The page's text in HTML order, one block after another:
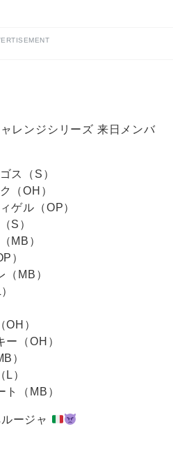
レンジシリーズ 来日メンバ
ス（S）
（OH）
ゲル（OP）
S）
MB）
）
MB）
）
（OH）
）
）
（MB）
ージャ